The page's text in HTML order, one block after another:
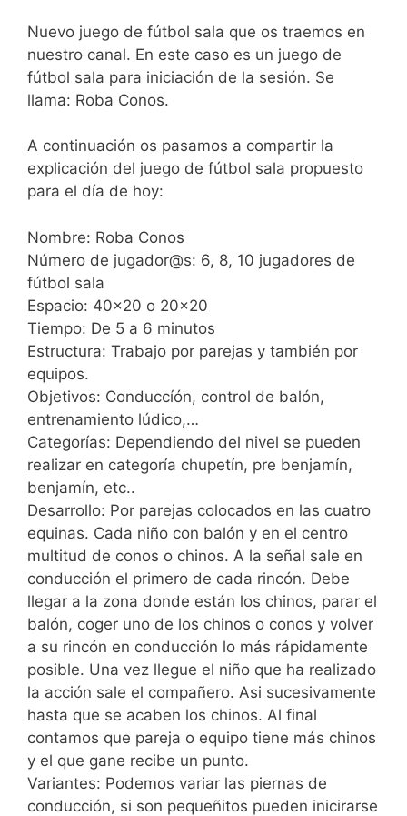
Nuevo juego de fútbol sala que os traemos en
nuestro canal. En este caso es un juego de
fútbol sala para iniciación de la sesión. Se
llama: Roba Conos.
A continuación os pasamos a compartir la
explicación del juego de fútbol sala propuesto
para el día de hoy:
Nombre: Roba Conos
Número de jugador@s: 6, 8, 10 jugadores de
fútbol sala
Espacio: 40×20 o 20×20
Tiempo: De 5 a 6 minutos
Estructura: Trabajo por parejas y también por
equipos.
Objetivos: Conduccíón, control de balón,
entrenamiento lúdico,…
Categorías: Dependiendo del nivel se pueden
realizar en categoría chupetín, pre benjamín,
benjamín, etc..
Desarrollo: Por parejas colocados en las cuatro
equinas. Cada niño con balón y en el centro
multitud de conos o chinos. A la señal sale en
conducción el primero de cada rincón. Debe
llegar a la zona donde están los chinos, parar el
balón, coger uno de los chinos o conos y volver
a su rincón en conducción lo más rápidamente
posible. Una vez llegue el niño que ha realizado
la acción sale el compañero. Asi sucesivamente
hasta que se acaben los chinos. Al final
contamos que pareja o equipo tiene más chinos
y el que gane recibe un punto.
Variantes: Podemos variar las piernas de
conducción, si son pequeñitos pueden inicirarse